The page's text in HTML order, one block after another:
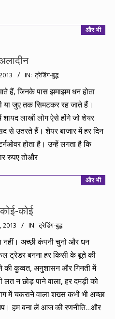
और भी
IN: ट्रेडिंग-बुद्ध
हैं, जिनके पास झमाझम धन होता
या जुए तक सिमटकर रह जाते हैं।
लाखों लोग ऐसे होंगे जो शेयर
से उतरते हैं। शेयर बाजार में हर दिन
होता है। उन्हें लगता है कि
रुपए तोऔर
और भी
कोई
2013 IN: ट्रेडिंग-बुद्ध
नहीं। अच्छी कंपनी चुनो और धन
ट्रेडर बनना हर किसी के बूते की
की कुव्वत, अनुशासन और गिनती में
न छोड़ पाने वाला, हर दमड़ी को
में चकराने वाला शख्स कभी भी अच्छा
हम बना लें आज की रणनीति…और